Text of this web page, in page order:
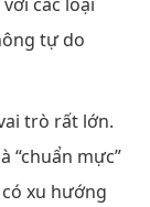
các loại
tự do
trò rất lớn.
“chuẩn mực”
xu hướng